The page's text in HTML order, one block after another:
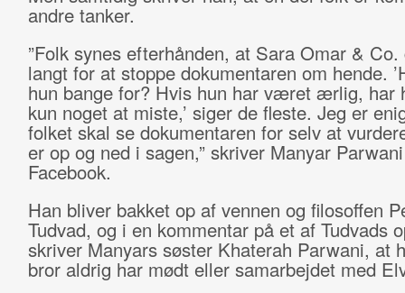
andre tanker.
”Folk synes efterhånden, at Sara Omar &
langt for at stoppe dokumentaren om hende.
hun bange for? Hvis hun har været ærlig, har
kun noget at miste,’ siger de fleste. Jeg er
folket skal se dokumentaren for selv at
er op og ned i sagen,” skriver Manyar
Facebook.
Han bliver bakket op af vennen og filosoffen
Tudvad, og i en kommentar på et af Tudvads
skriver Manyars søster Khaterah Parwani, at
bror aldrig har mødt eller samarbejdet med